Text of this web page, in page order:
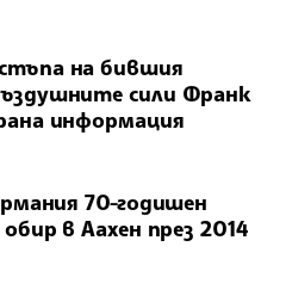
на бившия
сили Франк
информация
70-годишен
в Аахен през 2014